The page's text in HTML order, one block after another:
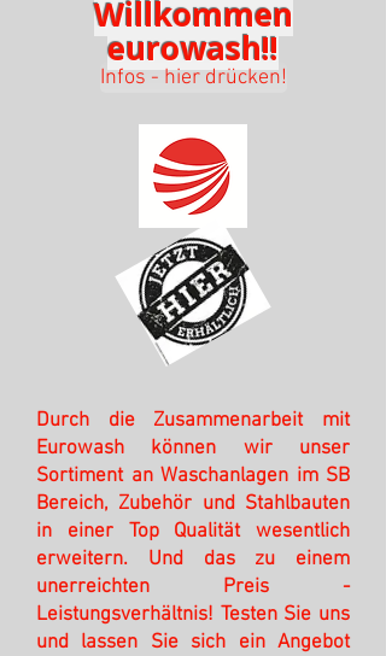
Willkommen
eurowash!!
Infos - hier drücken!
Durch die Zusammenarbeit mit
Eurowash können wir unser
Sortiment an Waschanlagen im SB
Bereich, Zubehör und Stahlbauten
in einer Top Qualität wesentlich
erweitern. Und das zu einem
unerreichten Preis -
Leistungsverhältnis! Testen Sie uns
und lassen Sie sich ein Angebot